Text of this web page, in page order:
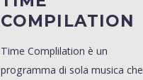
COMPILATION
Time Complilation è un
programma di sola musica che